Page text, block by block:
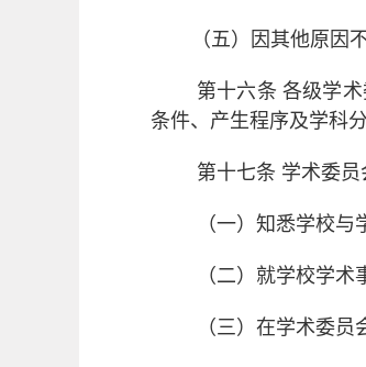
（五）因其他原因
第十六条 各级学
条件、产生程序及学科
第十七条 学术委员
（一）知悉学校
（二）就学校学
（三）在学术委